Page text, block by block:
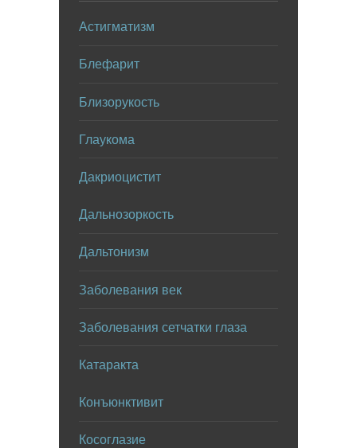
Астигматизм
Блефарит
Близорукость
Глаукома
Дакриоцистит
Дальнозоркость
Дальтонизм
Заболевания век
Заболевания сетчатки глаза
Катаракта
Конъюнктивит
Косоглазие